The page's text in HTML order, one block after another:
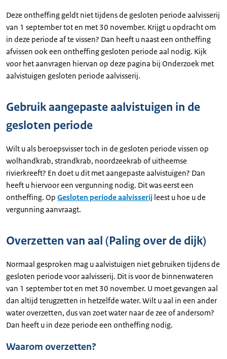
Deze ontheffing geldt niet tijdens de gesloten periode aalvisserij
van 1 september tot en met 30 november. Krijgt u opdracht om
in deze periode af te vissen? Dan heeft u naast een ontheffing
afvissen ook een ontheffing gesloten periode aal nodig. Kijk
voor het aanvragen hiervan op deze pagina bij Onderzoek met
aalvistuigen gesloten periode aalvisserij.
Gebruik aangepaste aalvistuigen in de
gesloten periode
Wilt u als beroepsvisser toch in de gesloten periode vissen op
wolhandkrab, strandkrab, noordzeekrab of uitheemse
rivierkreeft? En doet u dit met aangepaste aalvistuigen? Dan
heeft u hiervoor een vergunning nodig. Dit was eerst een
ontheffing. Op Gesloten periode aalvisserij leest u hoe u de
vergunning aanvraagt.
Overzetten van aal (Paling over de dijk)
Normaal gesproken mag u aalvistuigen niet gebruiken tijdens de
gesloten periode voor aalvisserij. Dit is voor de binnenwateren
van 1 september tot en met 30 november. U moet gevangen aal
dan altijd terugzetten in hetzelfde water. Wilt u aal in een ander
water overzetten, dus van zoet water naar de zee of andersom?
Dan heeft u in deze periode een ontheffing nodig.
Waarom overzetten?